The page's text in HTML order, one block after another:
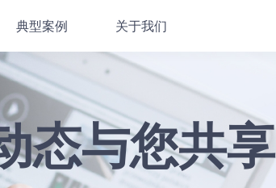
典型案例 关于我们
态与您共享